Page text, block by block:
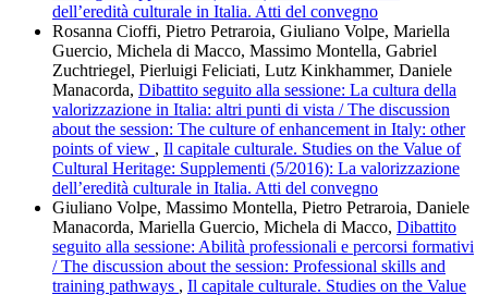
dell’eredità culturale in Italia. Atti del convegno
Rosanna Cioffi, Pietro Petraroia, Giuliano Volpe, Mariella
Guercio, Michela di Macco, Massimo Montella, Gabriel
Zuchtriegel, Pierluigi Feliciati, Lutz Kinkhammer, Daniele
Manacorda, Dibattito seguito alla sessione: La cultura della
valorizzazione in Italia: altri punti di vista / The discussion
about the session: The culture of enhancement in Italy: other
points of view , Il capitale culturale. Studies on the Value of
Cultural Heritage: Supplementi (5/2016): La valorizzazione
dell’eredità culturale in Italia. Atti del convegno
Giuliano Volpe, Massimo Montella, Pietro Petraroia, Daniele
Manacorda, Mariella Guercio, Michela di Macco, Dibattito
seguito alla sessione: Abilità professionali e percorsi formativi
/ The discussion about the session: Professional skills and
training pathways , Il capitale culturale. Studies on the Value